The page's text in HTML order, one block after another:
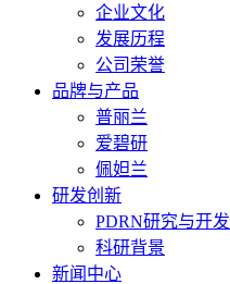
企业文化
发展历程
公司荣誉
品牌与产品
普丽兰
爱碧研
佩妲兰
研发创新
PDRN研究与开发
科研背景
新闻中心